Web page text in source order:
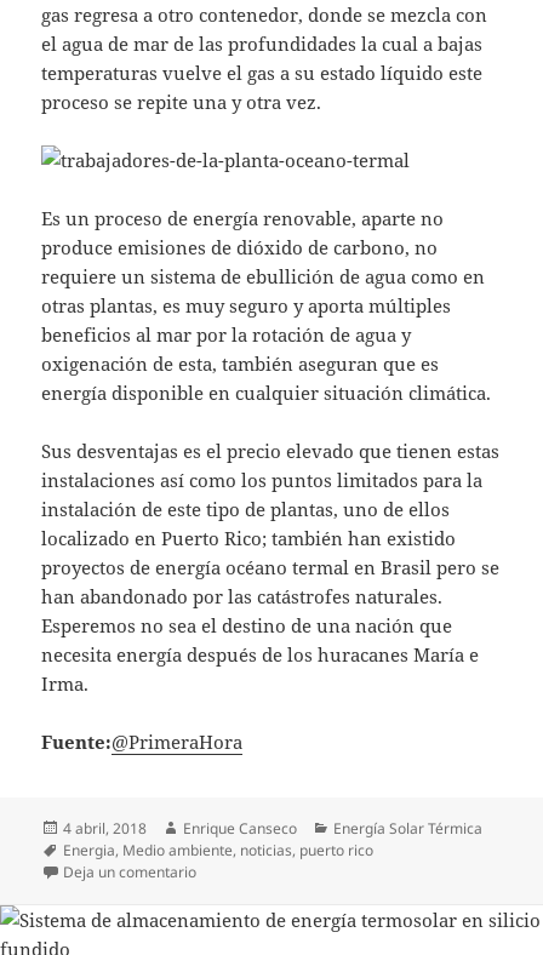
gas regresa a otro contenedor, donde se mezcla con
el agua de mar de las profundidades la cual a bajas
temperaturas vuelve el gas a su estado líquido este
proceso se repite una y otra vez.
Es un proceso de energía renovable, aparte no
produce emisiones de dióxido de carbono, no
requiere un sistema de ebullición de agua como en
otras plantas, es muy seguro y aporta múltiples
beneficios al mar por la rotación de agua y
oxigenación de esta, también aseguran que es
energía disponible en cualquier situación climática.
Sus desventajas es el precio elevado que tienen estas
instalaciones así como los puntos limitados para la
instalación de este tipo de plantas, uno de ellos
localizado en Puerto Rico; también han existido
proyectos de energía océano termal en Brasil pero se
han abandonado por las catástrofes naturales.
Esperemos no sea el destino de una nación que
necesita energía después de los huracanes María e
Irma.
Fuente:@PrimeraHora
Publicado
el
4 abril, 2018 Autor
Enrique Canseco Categorías
Energía Solar Térmica
Etiquetas
Energia, Medio ambiente, noticias, puerto rico
Deja un comentarioen Puerto Rico estudia la energía Océano Termal